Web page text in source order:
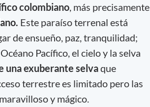
colombiano, más precisamente
Este paraíso terrenal está
de ensueño, paz, tranquilidad;
Pacífico, el cielo y la selva
una exuberante selvaque
terrestre es limitado pero las
y mágico.